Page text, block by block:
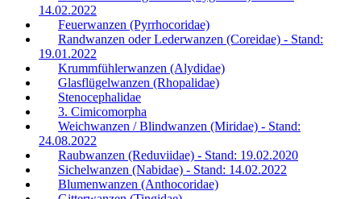
14.02.2022
Feuerwanzen (Pyrrhocoridae)
Randwanzen oder Lederwanzen (Coreidae) - Stand:
19.01.2022
Krummfühlerwanzen (Alydidae)
Glasflügelwanzen (Rhopalidae)
Stenocephalidae
3. Cimicomorpha
Weichwanzen / Blindwanzen (Miridae) - Stand:
24.08.2022
Raubwanzen (Reduviidae) - Stand: 19.02.2020
Sichelwanzen (Nabidae) - Stand: 14.02.2022
Blumenwanzen (Anthocoridae)